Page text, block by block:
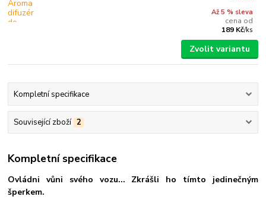
Až 5 % sleva
cena od
189 Kč/ks
Zvolit variantu
Kompletní specifikace
Související zboží 2
Kompletní specifikace
Ovládni vůni svého vozu... Zkrášli ho tímto jedinečným
šperkem.